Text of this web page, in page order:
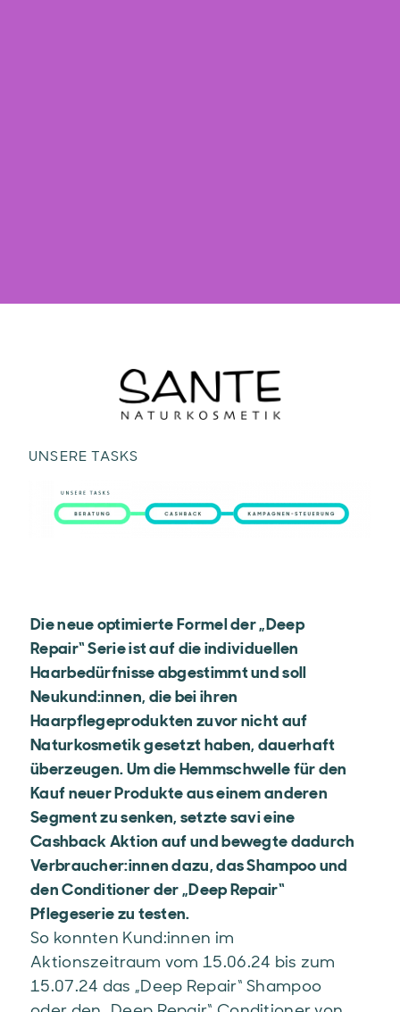
UNSERE TASKS
Die neue optimierte Formel der „Deep
Repair“ Serie ist auf die individuellen
Haarbedürfnisse abgestimmt und soll
Neukund:innen, die bei ihren
Haarpflegeprodukten zuvor nicht auf
Naturkosmetik gesetzt haben, dauerhaft
überzeugen. Um die Hemmschwelle für den
Kauf neuer Produkte aus einem anderen
Segment zu senken, setzte savi eine
Cashback Aktion auf und bewegte dadurch
Verbraucher:innen dazu, das Shampoo und
den Conditioner der „Deep Repair“
Pflegeserie zu testen.
So konnten Kund:innen im
Aktionszeitraum vom 15.06.24 bis zum
15.07.24 das „Deep Repair“ Shampoo